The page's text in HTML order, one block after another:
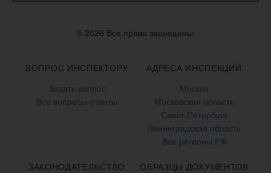
© 2026 Все права защищены.
ВОПРОС ИНСПЕКТОРУ
Задать вопрос
Все вопросы-ответы
АДРЕСА ИНСПЕКЦИЙ
Москва
Московская область
Санкт-Петербург
Ленинградская область
Все регионы РФ
ЗАКОНОДАТЕЛЬСТВО
ОБРАЗЦЫ ДОКУМЕНТОВ